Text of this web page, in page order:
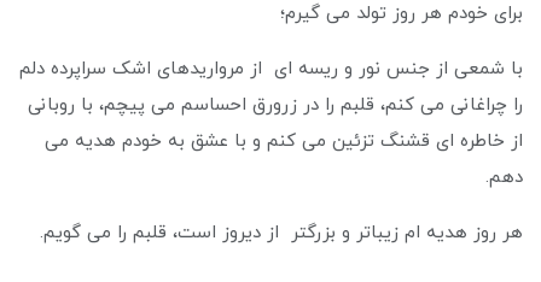
برای خودم هر روز تولد می گیرم؛
با شمعی از جنس نور و ریسه ای از مرواریدهای اشک سراپرده دلم
را چراغانی می کنم، قلبم را در زرورق احساسم می پیچم، با روبانی
از خاطره ای قشنگ تزئین می کنم و با عشق به خودم هدیه می
دهم.
هر روز هدیه ام زیباتر و بزرگتر از دیروز است، قلبم را می گویم.